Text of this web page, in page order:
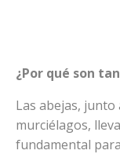
¿Por qué son
Las abejas,
murciélagos,
fundamental